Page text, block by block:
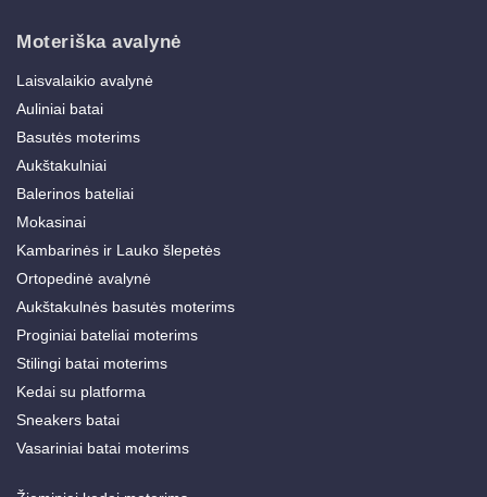
Moteriška avalynė
Laisvalaikio avalynė
Auliniai batai
Basutės moterims
Aukštakulniai
Balerinos bateliai
Mokasinai
Kambarinės ir Lauko šlepetės
Ortopedinė avalynė
Aukštakulnės basutės moterims
Proginiai bateliai moterims
Stilingi batai moterims
Kedai su platforma
Sneakers batai
Vasariniai batai moterims